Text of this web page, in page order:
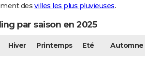
des villes les plus pluvieuses.
par saison en 2025
Hiver Printemps Eté Automne